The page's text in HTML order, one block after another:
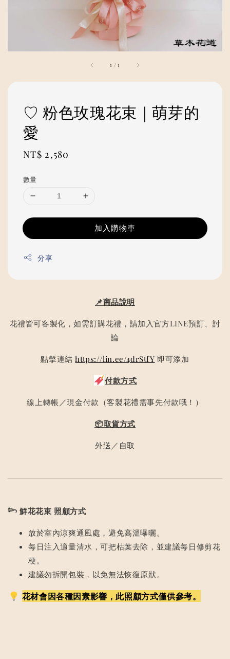
1 /1
♡ 粉色玫瑰花束｜萌芽的
愛
Regular
NT$ 2,580
數量
加入購物車
分享
📌商品說明
花禮皆可客製化，如需訂購花禮，請加入官方LINE預訂、討
論
點擊連結https://lin.ee/4drStfY 即可添加
付款方式
線上轉帳／現金付款（客製花禮需事先付款哦！）
📦取貨方式
外送／自取
𓆸 鮮花花束 照顧方式
放於室內涼爽通風處，避免高溫曝曬。
每日注入適量清水，可把枯葉去除，並建議每日修剪花
梗。
建議勿拆開包裝，以免無法恢復原狀。
花材會因各種因素影響，此照顧方式僅供參考。